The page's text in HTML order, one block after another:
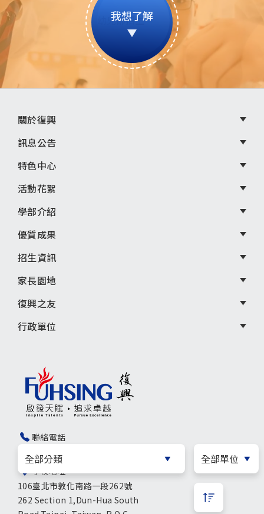
我想了解
聯絡電話
02-27715859
學校地址
106臺北市敦化南路一段262號
262 Section 1,Dun-Hua South
頁
尾
選
單
關於復興
訊息公告
特色中心
活動花絮
學部介紹
優質成果
招生資訊
家長園地
復興之友
行政單位